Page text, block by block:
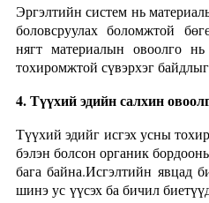
Эргэлтийн систем нь
боловсруулах боломжтой
нягт материалын овоолго
тохиромжтой сүвэрхэг байдлыг
4. Түүхий эдийн салхин
Түүхий эдийг исгэх усны
бэлэн болсон органик
бага байна.Исгэлтийн явцад
шинэ ус үүсэх ба бичил